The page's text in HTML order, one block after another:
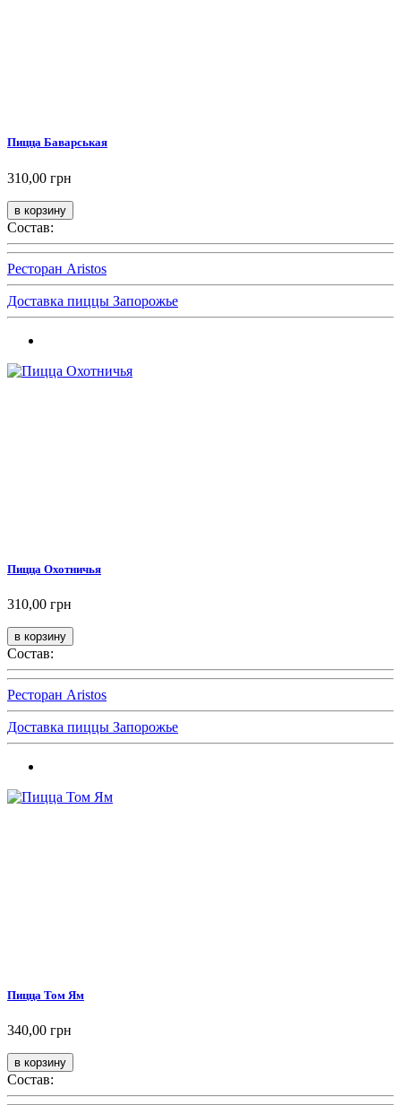
Пицца Баварськая
310,00 грн
Состав:
Ресторан Aristos
Доставка пиццы Запорожье
Пицца Охотничья
310,00 грн
Состав:
Ресторан Aristos
Доставка пиццы Запорожье
Пицца Том Ям
340,00 грн
Состав: